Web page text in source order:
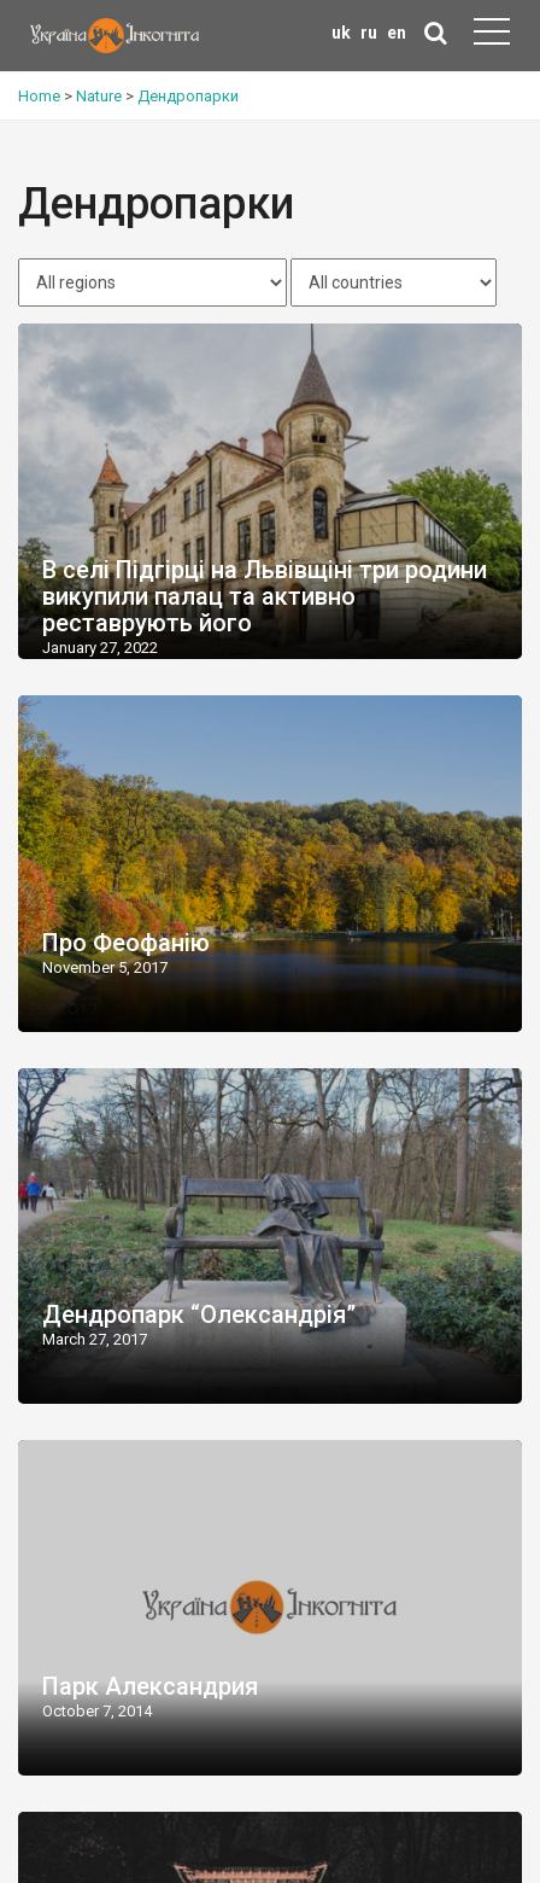
uk ru en
Home > Nature > Дендропарки
Дендропарки
В селі Підгірці на Львівщіні три родини
викупили палац та активно
реставрують його
January 27, 2022
Про Феофанію
November 5, 2017
Дендропарк “Олександрія”
March 27, 2017
Парк Александрия
October 7, 2014